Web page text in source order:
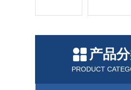
产品
PRODUCT